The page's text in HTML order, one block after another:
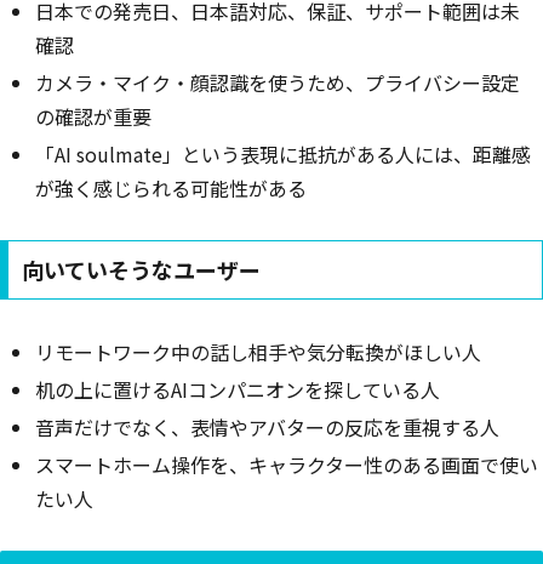
日本での発売日、日本語対応、保証、サポート範囲は未
確認
カメラ・マイク・顔認識を使うため、プライバシー設定
の確認が重要
「AI soulmate」という表現に抵抗がある人には、距離感
が強く感じられる可能性がある
向いていそうなユーザー
リモートワーク中の話し相手や気分転換がほしい人
机の上に置けるAIコンパニオンを探している人
音声だけでなく、表情やアバターの反応を重視する人
スマートホーム操作を、キャラクター性のある画面で使い
たい人